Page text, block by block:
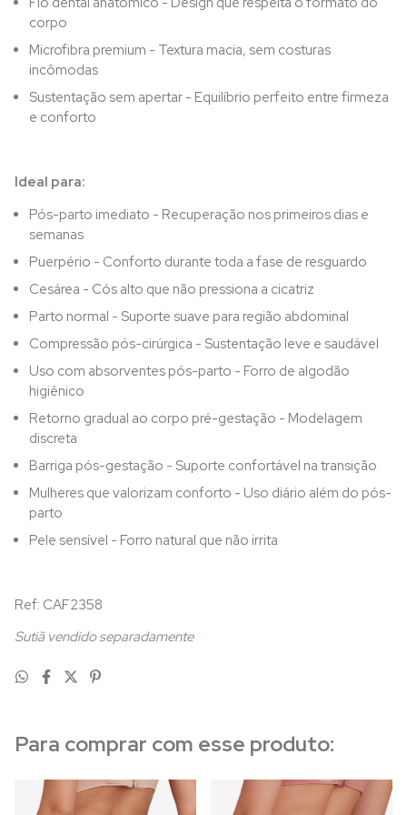
corpo
Microfibra premium - Textura macia, sem costuras
incômodas
Sustentação sem apertar - Equilíbrio perfeito entre firmeza
e conforto
Ideal para:
Pós-parto imediato - Recuperação nos primeiros dias e
semanas
Puerpério - Conforto durante toda a fase de resguardo
Cesárea - Cós alto que não pressiona a cicatriz
Parto normal - Suporte suave para região abdominal
Compressão pós-cirúrgica - Sustentação leve e saudável
Uso com absorventes pós-parto - Forro de algodão
higiênico
Retorno gradual ao corpo pré-gestação - Modelagem
discreta
Barriga pós-gestação - Suporte confortável na transição
Mulheres que valorizam conforto - Uso diário além do pós-
parto
Pele sensível - Forro natural que não irrita
Ref: CAF2358
Sutiã vendido separadamente
Para comprar com esse produto: